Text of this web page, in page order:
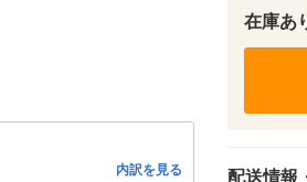
内訳を見る
在庫あ
配送情報